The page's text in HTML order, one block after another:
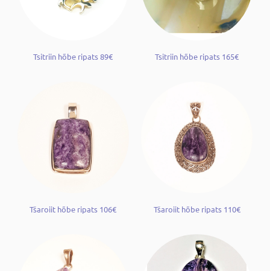
Tsitriin hõbe ripats 89€ Tsitriin hõbe ripats 165€
Tšaroiit hõbe ripats 106€ Tšaroiit hõbe ripats 110€